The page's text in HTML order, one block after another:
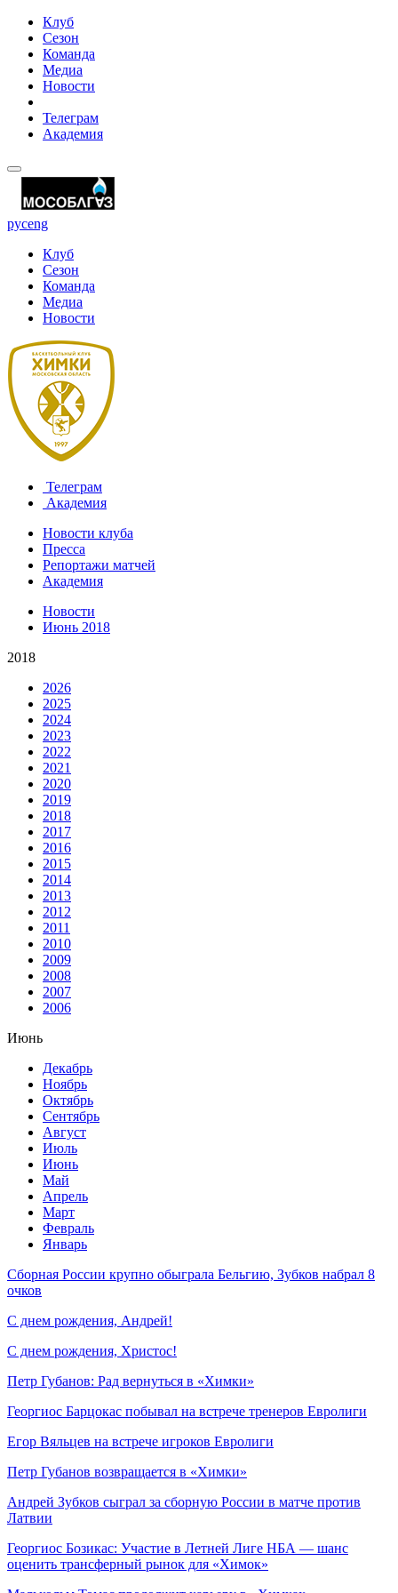
Клуб
Сезон
Команда
Медиа
Новости
Телеграм
Академия
русeng
Клуб
Сезон
Команда
Медиа
Новости
Телеграм
Академия
Новости клуба
Пресса
Репортажи матчей
Академия
Новости
Июнь 2018
2018
2026
2025
2024
2023
2022
2021
2020
2019
2018
2017
2016
2015
2014
2013
2012
2011
2010
2009
2008
2007
2006
Июнь
Декабрь
Ноябрь
Октябрь
Сентябрь
Август
Июль
Июнь
Май
Апрель
Март
Февраль
Январь
Сборная России крупно обыграла Бельгию, Зубков набрал 8
очков
С днем рождения, Андрей!
С днем рождения, Христос!
Петр Губанов: Рад вернуться в «Химки»
Георгиос Барцокас побывал на встрече тренеров Евролиги
Егор Вяльцев на встрече игроков Евролиги
Петр Губанов возвращается в «Химки»
Андрей Зубков сыграл за сборную России в матче против
Латвии
Георгиос Бозикас: Участие в Летней Лиге НБА — шанс
оценить трансферный рынок для «Химок»